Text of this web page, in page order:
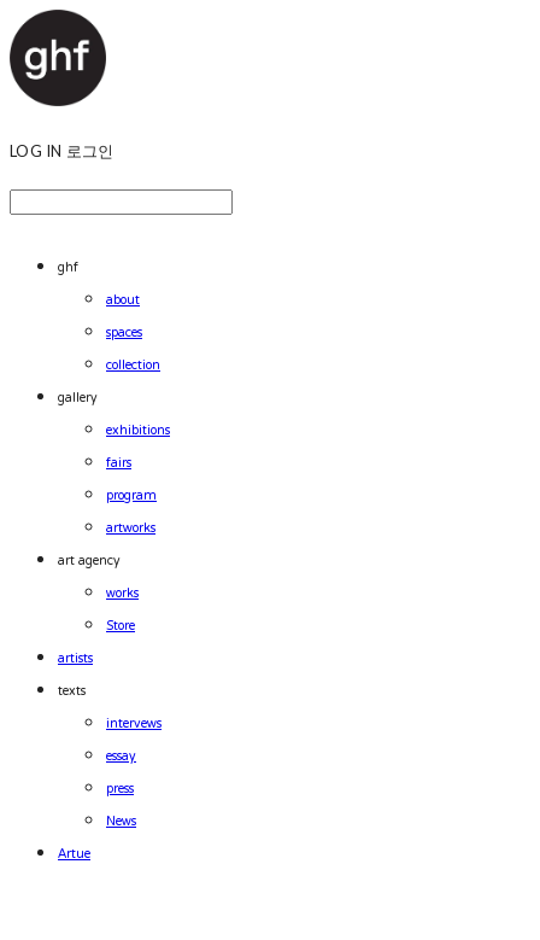
LOG IN 로그인
ghf
about
spaces
collection
gallery
exhibitions
fairs
program
artworks
art agency
works
Store
artists
texts
intervews
essay
press
News
Artue